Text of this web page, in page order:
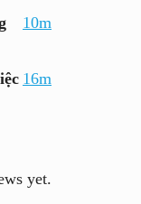
10m
16m
yet.